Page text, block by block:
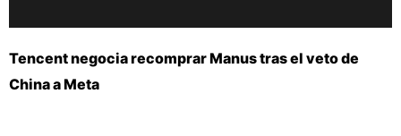
Tencent negocia recomprar Manus tras el veto de
China a Meta